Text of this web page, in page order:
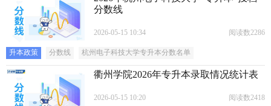
分数线
2026-05-15 10:34 阅读数2286
升本政策 分数线 杭州电子科技大学专升本分数名单
衢州学院2026年专升本录取情况统计表
2026-05-15 10:20 阅读数2418